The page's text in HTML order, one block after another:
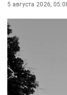
5 августа 2026,